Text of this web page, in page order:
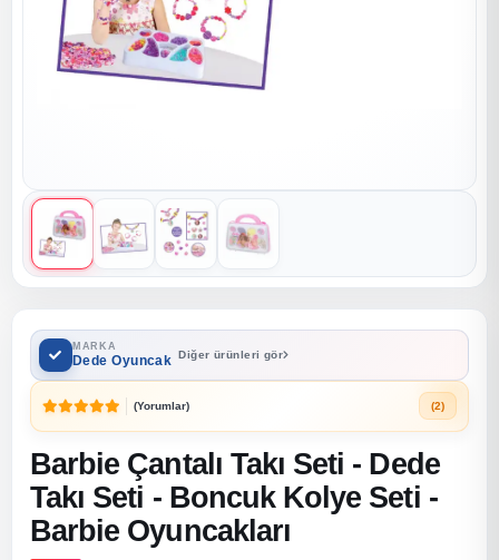
MARKA
Dede Oyuncak Diğer ürünleri gör
(Yorumlar) (2)
Barbie Çantalı Takı Seti - Dede
Takı Seti - Boncuk Kolye Seti -
Barbie Oyuncakları